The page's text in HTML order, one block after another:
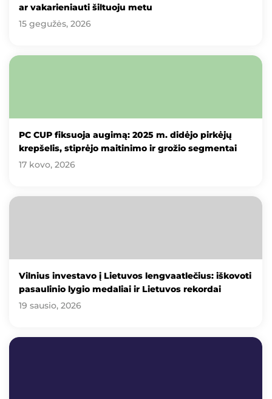
ar vakarieniauti šiltuoju metu
15 gegužės, 2026
PC CUP fiksuoja augimą: 2025 m. didėjo pirkėjų
krepšelis, stiprėjo maitinimo ir grožio segmentai
17 kovo, 2026
Vilnius investavo į Lietuvos lengvaatlečius: iškovoti
pasaulinio lygio medaliai ir Lietuvos rekordai
19 sausio, 2026